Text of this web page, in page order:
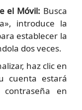
el Móvil: Busca
introduce la
establecer la
dos veces.
haz clic en
cuenta estará
en